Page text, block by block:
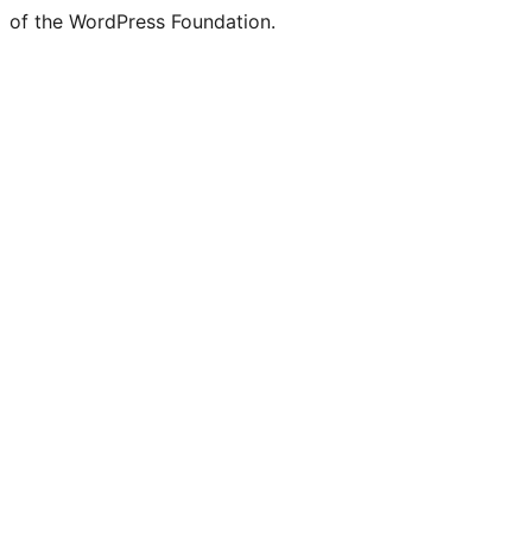
of the WordPress Foundation.